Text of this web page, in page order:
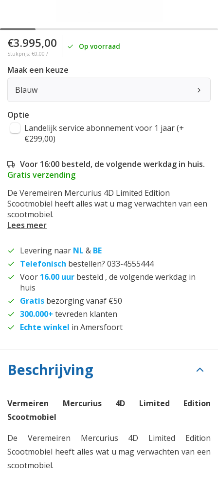
€3.995,00
Stukprijs: €0,00 /
Op voorraad
Maak een keuze
Blauw
Optie
Landelijk service abonnement voor 1 jaar (+
€299,00)
Voor 16:00 besteld, de volgende werkdag in huis.
Gratis verzending
De Veremeiren Mercurius 4D Limited Edition
Scootmobiel heeft alles wat u mag verwachten van een
scootmobiel.
Lees meer
Levering naar NL & BE
Telefonisch bestellen? 033-4555444
Voor 16.00 uur besteld , de volgende werkdag in
huis
Gratis bezorging vanaf €50
300.000+ tevreden klanten
Echte winkel in Amersfoort
Beschrijving
Vermeiren Mercurius 4D Limited Edition
Scootmobiel
De Veremeiren Mercurius 4D Limited Edition
Scootmobiel heeft alles wat u mag verwachten van een
scootmobiel.